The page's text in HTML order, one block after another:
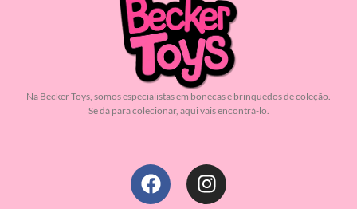
Na Becker Toys, somos especialistas em bonecas e brinquedos de coleção.
Se dá para colecionar, aqui vais encontrá-lo.